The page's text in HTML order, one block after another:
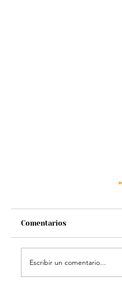
Comentarios
Escribir un comentario...